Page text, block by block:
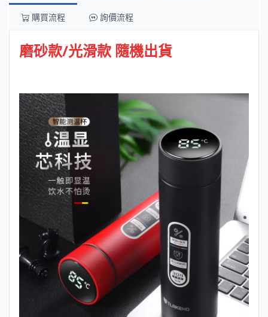
購買流程 詢價流程
磨砂款/光滑款 隨機出貨